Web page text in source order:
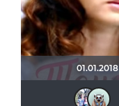
01.01.2018